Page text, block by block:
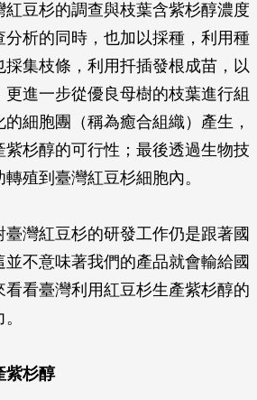
豆杉的調查與枝葉含紫杉醇濃度
分析的同時，也加以採種，利用種
集枝條，利用扦插發根成苗，以
進一步從優良母樹的枝葉進行組
細胞團（稱為癒合組織）產生，
杉醇的可行性；最後透過生物技
殖到臺灣紅豆杉細胞內。
灣紅豆杉的研發工作仍是跟著國
不意味著我們的產品就會輸給國
看臺灣利用紅豆杉生產紫杉醇的
紫杉醇